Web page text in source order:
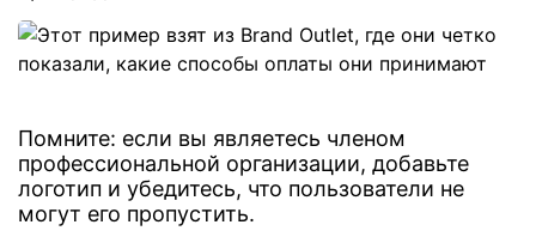
Помните: если вы являетесь членом
профессиональной организации, добавьте
логотип и убедитесь, что пользователи не
могут его пропустить.